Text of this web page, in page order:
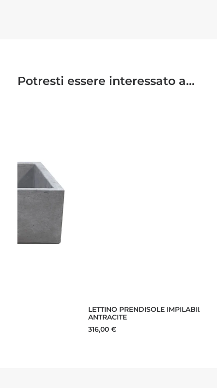
Potresti essere interessato a...
LETTINO PRENDISOLE IMPILABILE CIPRO